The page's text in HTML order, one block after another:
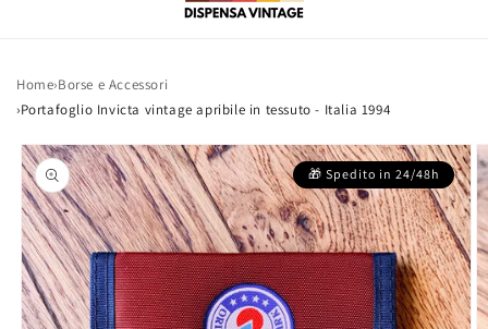
Home›Borse e Accessori
›Portafoglio Invicta vintage apribile in tessuto - Italia 1994
Passa alle
informazioni
sul prodotto